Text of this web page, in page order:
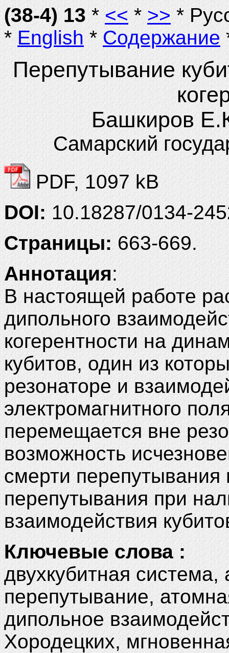
(38-4) 13*<< * >>*
*English * Содержание
Перепутывание
Башкиров
Самарский
PDF, 1097 kB
DOI:10.18287/0134-
Страницы: 663-669.
Аннотация:
В настоящей работе
дипольного
когерентности на
кубитов, один из
резонаторе и
электромагнитного
перемещается вне
возможность
смерти перепутывания
перепутывания при
взаимодействия
Ключевые слова :
двухкубитная
перепутывание,
дипольное
Хородецких,